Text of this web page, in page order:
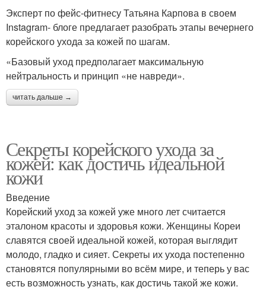
Эксперт по фейс-фитнесу Татьяна Карпова в своем
Instagram- блоге предлагает разобрать этапы вечернего
корейского ухода за кожей по шагам.
«Базовый уход предполагает максимальную
нейтральность и принцип «не навреди».
читать дальше →
Секреты корейского ухода за
кожей: как достичь идеальной
кожи
Введение
Корейский уход за кожей уже много лет считается
эталоном красоты и здоровья кожи. Женщины Кореи
славятся своей идеальной кожей, которая выглядит
молодо, гладко и сияет. Секреты их ухода постепенно
становятся популярными во всём мире, и теперь у вас
есть возможность узнать, как достичь такой же кожи.